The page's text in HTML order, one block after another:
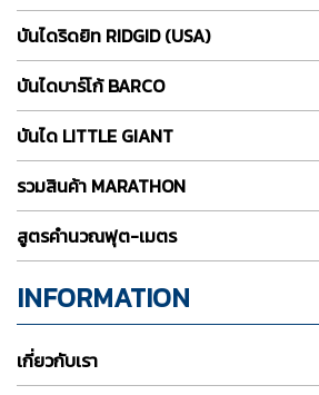
บันไดริดยิท RIDGID (USA)
บันไดบาร์โก้ BARCO
บันได LITTLE GIANT
รวมสินค้า MARATHON
สูตรคำนวณฟุต-เมตร
INFORMATION
เกี่ยวกับเรา